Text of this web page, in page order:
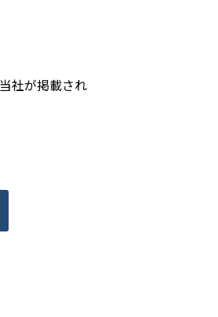
社が掲載され